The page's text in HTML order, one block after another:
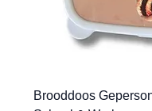
Brooddoos